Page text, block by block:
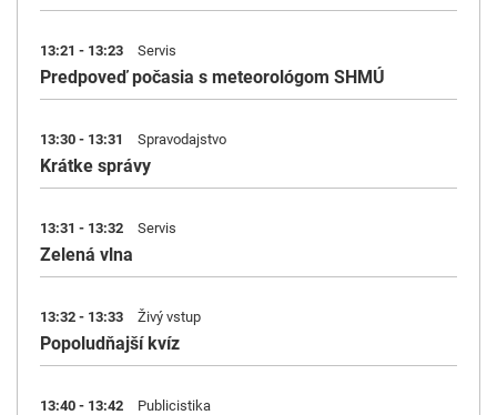
13:21 - 13:23 Servis
Predpoveď počasia s meteorológom SHMÚ
13:30 - 13:31 Spravodajstvo
Krátke správy
13:31 - 13:32 Servis
Zelená vlna
13:32 - 13:33 Živý vstup
Popoludňajší kvíz
13:40 - 13:42 Publicistika